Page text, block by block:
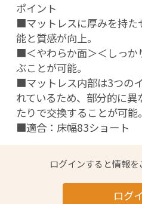
ポイント
■マットレスに厚みを持た
能と質感が向上。
■＜やわらか面＞＜しっか
ぶことが可能。
■マットレス内部は3つの
れているため、部分的に
たりで交換することが可能。
■適合：床幅83ショート
ログインすると情報を
ログ